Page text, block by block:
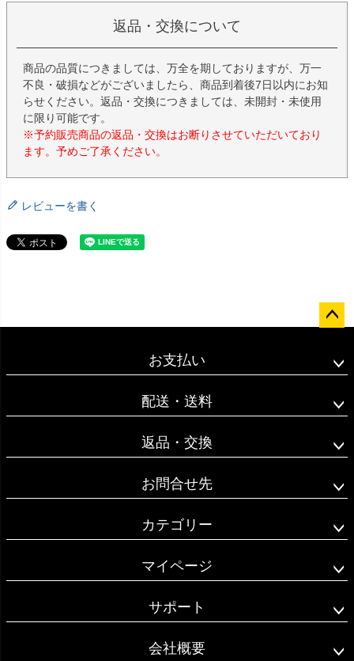
返品・交換について
商品の品質につきましては、万全を期しておりますが、万一
不良・破損などがございましたら、商品到着後7日以内にお知
らせください。返品・交換につきましては、未開封・未使用
に限り可能です。
※予約販売商品の返品・交換はお断りさせていただいており
ます。予めご了承ください。
レビューを書く
ップ
お支払い
配送・送料
返品・交換
お問合せ先
カテゴリー
マイページ
サポート
会社概要